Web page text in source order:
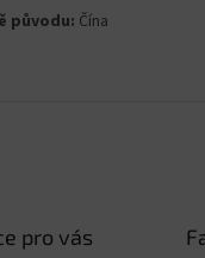
původu: Čína
pro vás